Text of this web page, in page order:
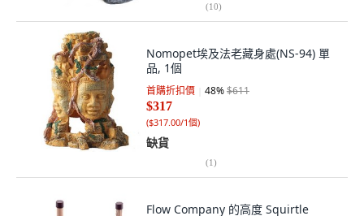
(10)
Nomopet埃及法老藏身處(NS-94) 單
品, 1個
首購折扣價 48%$611
$317
($317.00/1個)
缺貨
(1)
Flow Company 的高度 Squirtle